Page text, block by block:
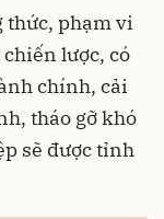
phạm vi
lược, có
chính, cải
tháo gỡ khó
sẽ được tỉnh